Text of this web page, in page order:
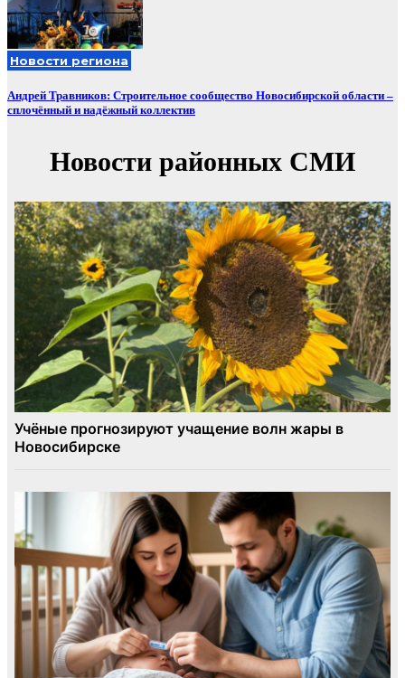
Новости региона
Андрей Травников: Строительное сообщество Новосибирской области –
сплочённый и надёжный коллектив